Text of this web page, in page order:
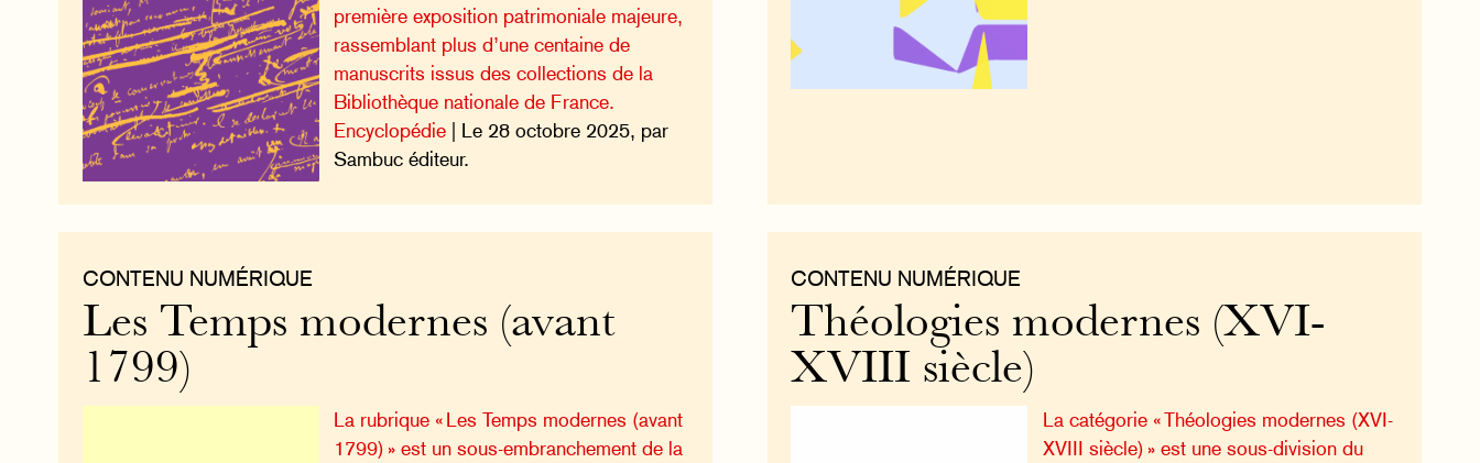
première exposition patrimoniale majeure,
rassemblant plus d’une centaine de
manuscrits issus des collections de la
Bibliothèque nationale de France.
Encyclopédie | Le 28 octobre 2025, par
Sambuc éditeur.
CONTENU NUMÉRIQUE
Théologies modernes (XVI-
XVIII siècle)
La catégorie « Théologies modernes (XVI-
XVIII siècle) » est une sous-division du
CONTENU NUMÉRIQUE
Les Temps modernes (avant
1799)
La rubrique « Les Temps modernes (avant
1799) » est un sous-embranchement de la